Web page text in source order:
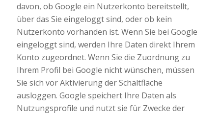
davon, ob Google ein Nutzerkonto bereitstellt,
über das Sie eingeloggt sind, oder ob kein
Nutzerkonto vorhanden ist. Wenn Sie bei Google
eingeloggt sind, werden Ihre Daten direkt Ihrem
Konto zugeordnet. Wenn Sie die Zuordnung zu
Ihrem Profil bei Google nicht wünschen, müssen
Sie sich vor Aktivierung der Schaltfläche
ausloggen. Google speichert Ihre Daten als
Nutzungsprofile und nutzt sie für Zwecke der